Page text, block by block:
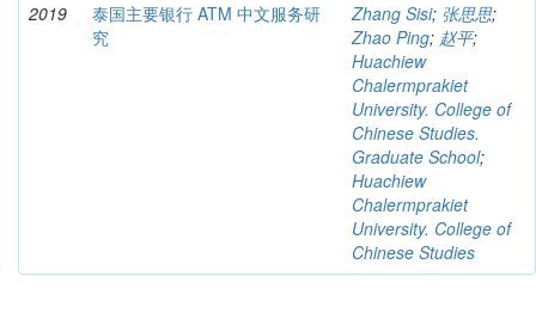
2019
泰国主要银行 ATM 中文服务研
究
Zhang Sisi; 张思思;
Zhao Ping; 赵平;
Huachiew
Chalermprakiet
University. College of
Chinese Studies.
Graduate School;
Huachiew
Chalermprakiet
University. College of
Chinese Studies